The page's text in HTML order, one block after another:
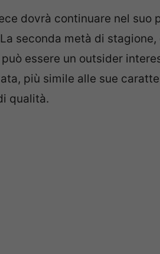
dovrà continuare nel suo
seconda metà di
essere un outsider
più simile alle sue
qualità.